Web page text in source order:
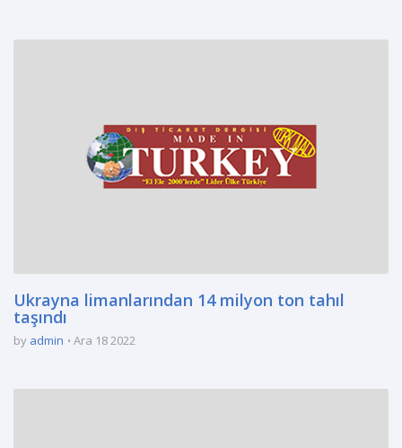
Ukrayna limanlarından 14 milyon ton tahıl
taşındı
by admin Ara 18 2022